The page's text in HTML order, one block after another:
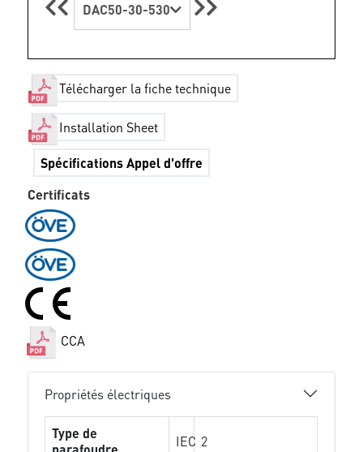
DAC50-30-530
Télécharger la fiche technique
Installation Sheet
Spécifications Appel d'offre
Certificats
CCA
Propriétés électriques
Type de
IEC 2